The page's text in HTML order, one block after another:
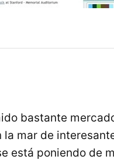
bastante
mar de
está poniendo de